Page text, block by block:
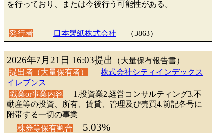
を行っており、または今後行う可能性がある。
発行者 日本製紙株式会社 （3863）
2026年7月21日 16:03提出
（大量保有報告書）
提出者（大量保有者）
株式会社シティインデックス
イレブンス
職業or事業内容
1.投資業2.経営コンサルティング3.不
動産等の投資、所有、賃貸、管理及び売買4.前記各号に
附帯する一切の事業
株券等保有割合
5.03%